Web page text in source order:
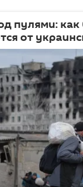
пулями:
от